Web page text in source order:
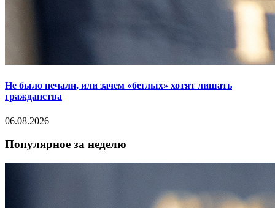
Не было печали, или зачем «беглых» хотят лишать
гражданства
06.08.2026
Популярное за неделю